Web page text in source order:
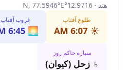
هند ·
12.9716
°
N, 77.5946°E
طلوع آفتاب
☀️
6:07 AM
غروب آفتاب
🌅
6:45 PM
سیاره حاکم روز
♄ زحل (کیوان)